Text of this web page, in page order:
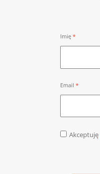
Imię
Email
Akceptuję